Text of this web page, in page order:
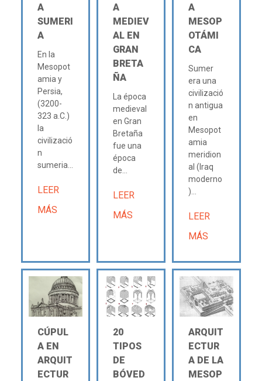
A
SUMERI
A
En la
Mesopot
amia y
Persia,
(3200-
323 a.C.)
la
civilizació
n
sumeria...
LEER
MÁS
A
MEDIEV
AL EN
GRAN
BRETA
ÑA
La época
medieval
en Gran
Bretaña
fue una
época
de...
LEER
MÁS
A
MESOP
OTÁMI
CA
Sumer
era una
civilizació
n antigua
en
Mesopot
amia
meridion
al (Iraq
moderno
)...
LEER
MÁS
CÚPUL
A EN
ARQUIT
ECTUR
20
TIPOS
DE
BÓVED
ARQUIT
ECTUR
A DE LA
MESOP